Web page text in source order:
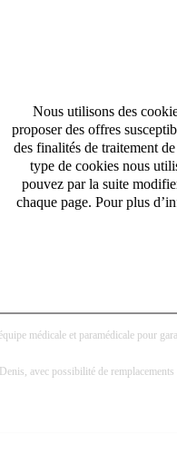
Nous utilisons des
proposer des offres
des finalités de traitement
type de cookies nous
pouvez par la suite
chaque page. Pour plus
/ Médecine Physique et Réadaptation
400 lits et places répartis en
n°2000-577 du 27 juin 2000.
fonctionnelle, en lien avec leurs
auprès des patients et de leurs
médicale et paramédicale pour
avec possibilité de